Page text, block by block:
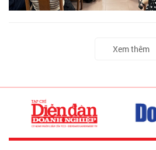
Xem thêm